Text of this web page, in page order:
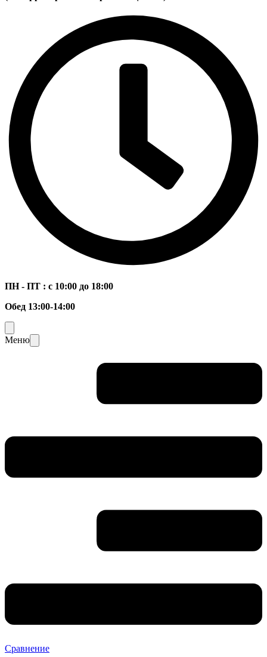
ПН - ПТ : с 10:00 до 18:00
Обед 13:00-14:00
Меню
Сравнение